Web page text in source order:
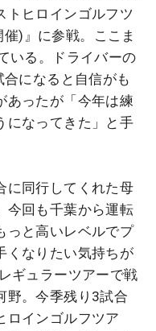
トヒロインゴルフツ
)』に参戦。ここま
いる。ドライバーの
になると自信がも
あったが「今年は練
になってきた」と手
に同行してくれた母
今回も千葉から運転
っと高いレベルでプ
くなりたい気持ちが
ギュラーツアーで戦
野。今季残り3試合
ロインゴルフツア